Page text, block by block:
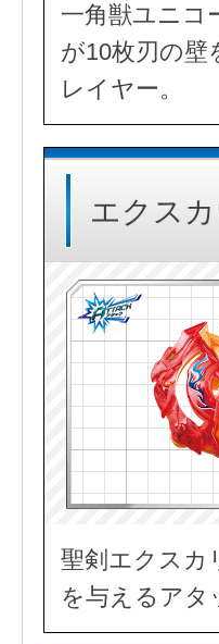
一角獣ユニコ
が10枚刃の
レイヤー。
エクス
聖剣エクスカ
を与えるアタ